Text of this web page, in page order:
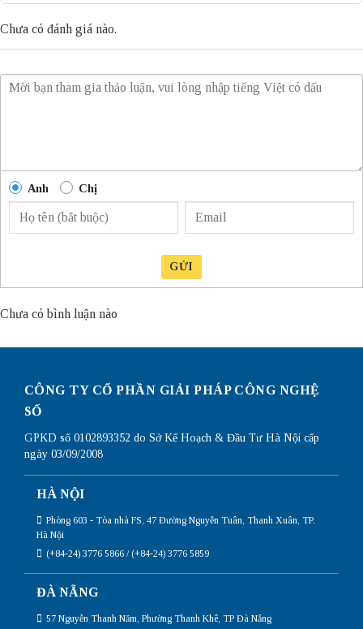
Chưa có đánh giá nào.
Anh Chị
GỬI
Chưa có bình luận nào
CÔNG TY CỔ PHẦN GIẢI PHÁP CÔNG NGHỆ
SỐ
GPKD số 0102893352 do Sở Kế Hoạch & Đầu Tư Hà Nội cấp
ngày 03/09/2008
HÀ NỘI
Phòng 603 - Tòa nhà FS, 47 Đường Nguyễn Tuân, Thanh Xuân, TP.
Hà Nội
(+84-24) 3776 5866 / (+84-24) 3776 5859
ĐÀ NẴNG
57 Nguyễn Thanh Năm, Phường Thanh Khê, TP Đà Nẵng